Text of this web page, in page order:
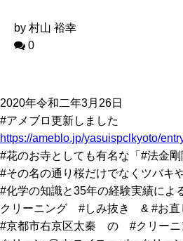
by 村山 裕幸
0
2020年令和二年3月26日
#アメブロ更新しました
https://ameblo.jp/yasuispclkyoto/
#花のお寺としても有名な「#法金
#その名の通り桜だけでなくツバキ
#化学の知識と35年の経験実績に
クリーニング #しみ抜き & #お
#京都市右京区太秦 の #クリー